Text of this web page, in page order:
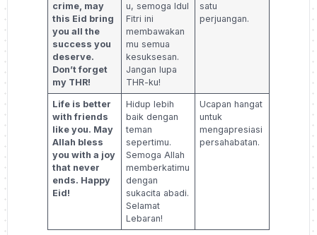
crime, may
this Eid bring
you all the
success you
deserve.
Don’t forget
my THR!
u, semoga Idul
Fitri ini
membawakan
mu semua
kesuksesan.
Jangan lupa
THR-ku!
satu
perjuangan.
Life is better
with friends
like you. May
Allah bless
you with a joy
that never
ends. Happy
Eid!
Hidup lebih
baik dengan
teman
sepertimu.
Semoga Allah
memberkatimu
dengan
sukacita abadi.
Selamat
Lebaran!
Ucapan hangat
untuk
mengapresiasi
persahabatan.